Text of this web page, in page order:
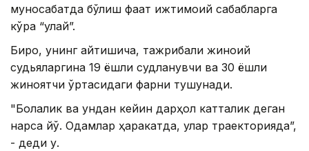
муносабатда бўлиш фақат ижтимоий сабабларга
кўра “қулай”.
Бироқ, унинг айтишича, тажрибали жиноий
судьяларгина 19 ёшли судланувчи ва 30 ёшли
жиноятчи ўртасидаги фарқни тушунади.
"Болалик ва ундан кейин дарҳол катталик деган
нарса йўқ. Одамлар ҳаракатда, улар траекторияда”,
- деди у.